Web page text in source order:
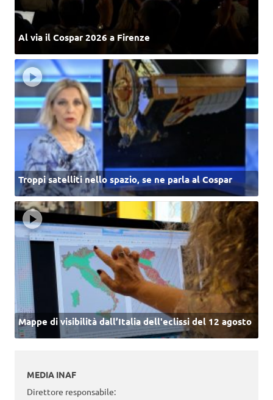
Al via il Cospar 2026 a Firenze
Troppi satelliti nello spazio, se ne parla al Cospar
Mappe di visibilità dall’Italia dell'eclissi del 12 agosto
MEDIA INAF
Direttore responsabile: